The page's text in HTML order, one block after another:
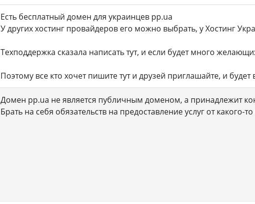
Есть бесплатный домен для украинцев pp.ua
У других хостинг провайдеров его можно выбрать, у Хостинг
Техподдержка сказала написать тут, и если будет много
Поэтому все кто хочет пишите тут и друзей приглашайте, и будет
Домен pp.ua не является публичным доменом, а принадлежит
Брать на себя обязательств на предоставление услуг от